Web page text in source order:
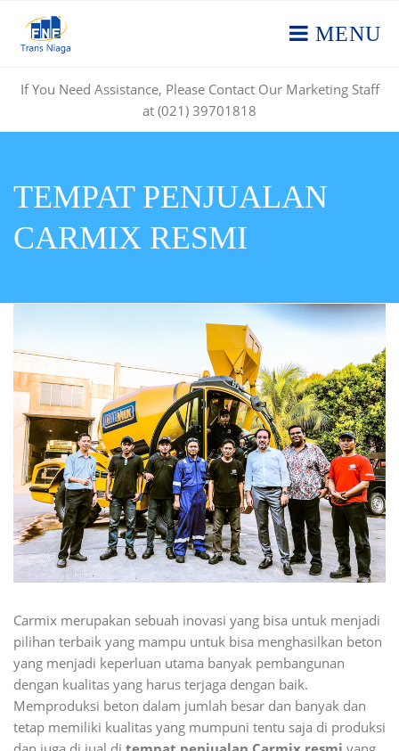
MENU
If You Need Assistance, Please Contact Our Marketing Staff
at (021) 39701818
TEMPAT PENJUALAN
CARMIX RESMI
Carmix merupakan sebuah inovasi yang bisa untuk menjadi
pilihan terbaik yang mampu untuk bisa menghasilkan beton
yang menjadi keperluan utama banyak pembangunan
dengan kualitas yang harus terjaga dengan baik.
Memproduksi beton dalam jumlah besar dan banyak dan
tetap memiliki kualitas yang mumpuni tentu saja di produksi